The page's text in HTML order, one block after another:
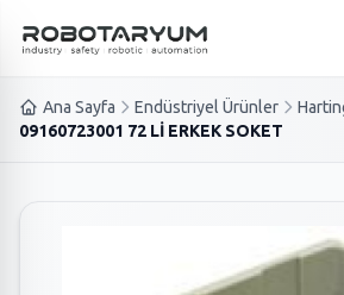
Ana içeriğe geç
Ana Sayfa Endüstriyel Ürünler
09160723001 72 Lİ ERKEK SOKET